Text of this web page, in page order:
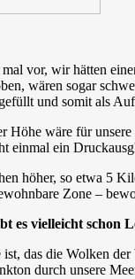
vor, wir hätten
wären sogar
und somit als
Höhe wäre für
einmal ein
höher, so etwa 5
Zone –
es vielleicht schon
das die Wolken
durch unsere